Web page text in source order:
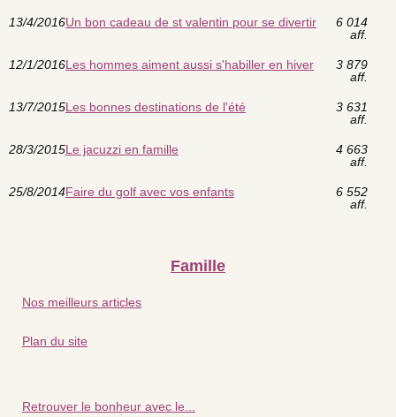
13/4/2016Un bon cadeau de st valentin pour se divertir
6 014
aff.
12/1/2016Les hommes aiment aussi s'habiller en hiver
3 879
aff.
13/7/2015Les bonnes destinations de l'été
3 631
aff.
28/3/2015Le jacuzzi en famille
4 663
aff.
25/8/2014Faire du golf avec vos enfants
6 552
aff.
Famille
Nos meilleurs articles
Plan du site
Retrouver le bonheur avec le...